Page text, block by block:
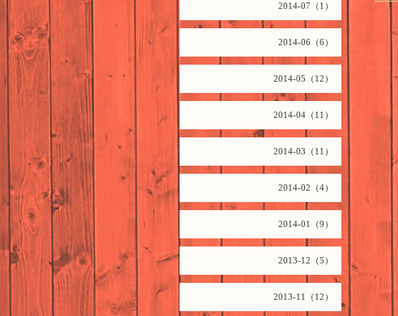
2014-07（1）
2014-06（6）
2014-05（12）
2014-04（11）
2014-03（11）
2014-02（4）
2014-01（9）
2013-12（5）
2013-11（12）